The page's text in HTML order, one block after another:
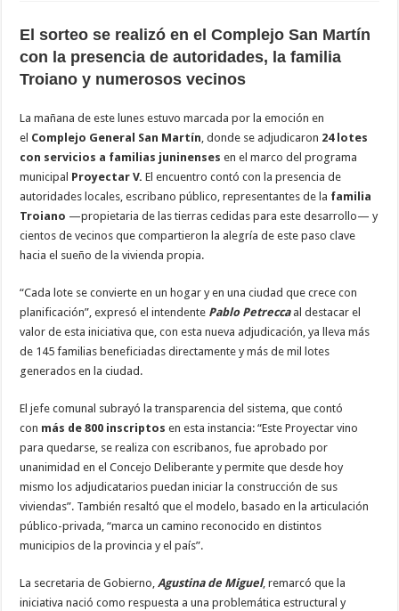
El sorteo se realizó en el Complejo San Martín
con la presencia de autoridades, la familia
Troiano y numerosos vecinos
La mañana de este lunes estuvo marcada por la emoción en
el Complejo General San Martín, donde se adjudicaron 24 lotes
con servicios a familias juninenses en el marco del programa
municipal Proyectar V. El encuentro contó con la presencia de
autoridades locales, escribano público, representantes de la familia
Troiano —propietaria de las tierras cedidas para este desarrollo— y
cientos de vecinos que compartieron la alegría de este paso clave
hacia el sueño de la vivienda propia.
“Cada lote se convierte en un hogar y en una ciudad que crece con
planificación”, expresó el intendente Pablo Petreccaal destacar el
valor de esta iniciativa que, con esta nueva adjudicación, ya lleva más
de 145 familias beneficiadas directamente y más de mil lotes
generados en la ciudad.
El jefe comunal subrayó la transparencia del sistema, que contó
con más de 800 inscriptos en esta instancia: “Este Proyectar vino
para quedarse, se realiza con escribanos, fue aprobado por
unanimidad en el Concejo Deliberante y permite que desde hoy
mismo los adjudicatarios puedan iniciar la construcción de sus
viviendas”. También resaltó que el modelo, basado en la articulación
público-privada, “marca un camino reconocido en distintos
municipios de la provincia y el país”.
La secretaria de Gobierno,Agustina de Miguel, remarcó que la
iniciativa nació como respuesta a una problemática estructural y